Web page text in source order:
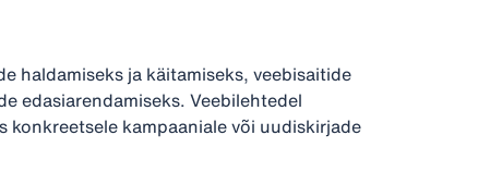
haldamiseks ja käitamiseks, veebisaitide
edasiarendamiseks. Veebilehtedel
kampaaniale või uudiskirjade